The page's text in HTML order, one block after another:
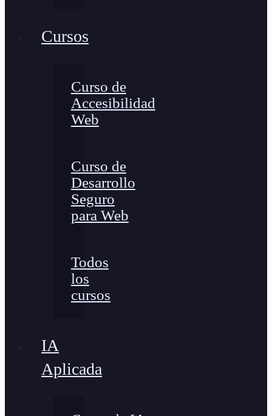
Cursos
Curso de
Accesibilidad
Web
Curso de
Desarrollo
Seguro
para Web
Todos
los
cursos
IA
Aplicada